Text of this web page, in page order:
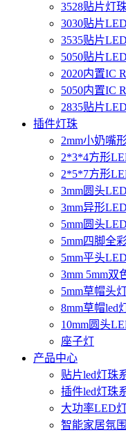
3528贴片灯
3030贴片LED
3535贴片LED
5050贴片LED
2020内置IC
5050内置IC
2835贴片LED
插件灯珠
2mm小奶嘴
2*3*4方形
2*5*7方形
3mm圆头LED
3mm异形LED
5mm圆头LED
5mm四脚全
5mm平头LED
3mm 5mm双
5mm草帽头
8mm草帽led
10mm圆头
座子灯
产品中心
贴片led灯珠
插件led灯珠
大功率LED
智能家居氛